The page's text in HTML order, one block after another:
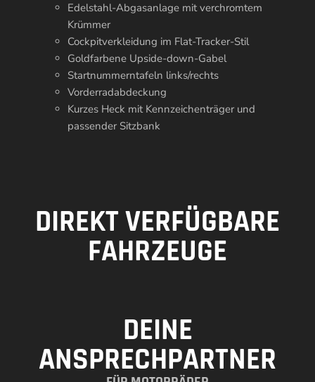
Edelstahl-Abgasanlage mit verchromtem
Krümmer
Cockpitverkleidung im Flat-Tracker-Stil
Goldfarbene Upside-down-Gabel
Startnummerntafeln links/rechts
Vorderradabdeckung
Kurzes Heck mit Kennzeichenträger und
passender Sitzbank
DIREKT VERFÜGBARE
FAHRZEUGE
DEINE
ANSPRECHPARTNER